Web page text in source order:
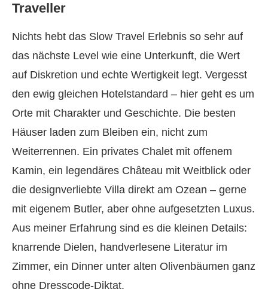
Traveller
Nichts hebt das Slow Travel Erlebnis so sehr auf
das nächste Level wie eine Unterkunft, die Wert
auf Diskretion und echte Wertigkeit legt. Vergesst
den ewig gleichen Hotelstandard – hier geht es um
Orte mit Charakter und Geschichte. Die besten
Häuser laden zum Bleiben ein, nicht zum
Weiterrennen. Ein privates Chalet mit offenem
Kamin, ein legendäres Château mit Weitblick oder
die designverliebte Villa direkt am Ozean – gerne
mit eigenem Butler, aber ohne aufgesetzten Luxus.
Aus meiner Erfahrung sind es die kleinen Details:
knarrende Dielen, handverlesene Literatur im
Zimmer, ein Dinner unter alten Olivenbäumen ganz
ohne Dresscode-Diktat.